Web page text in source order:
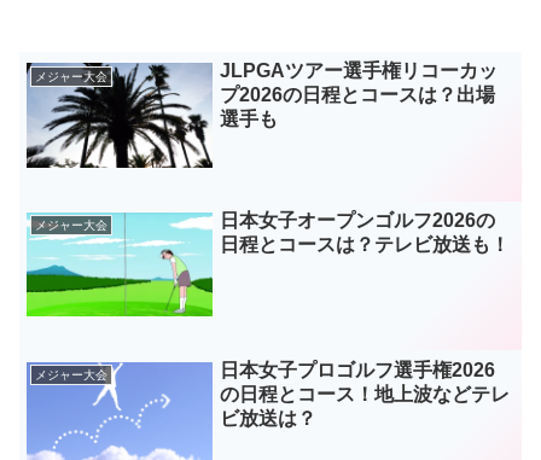
メジャー大会
JLPGAツアー選手権リコーカッ
プ2026の日程とコースは？出場
選手も
メジャー大会
日本女子オープンゴルフ2026の
日程とコースは？テレビ放送も！
メジャー大会
日本女子プロゴルフ選手権2026
の日程とコース！地上波などテレ
ビ放送は？